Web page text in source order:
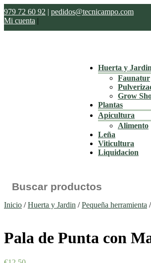
979 72 60 92 | pedidos@tecnicampo.com
Mi cuenta |
Huerta y Jardin
Faunatur
Grow
Plantas
Apicultura
Alimento
Leña
Viticultura
Liquidacion
Inicio /Huerta y Jardin /Pequeña herramienta
Pala de Punta con